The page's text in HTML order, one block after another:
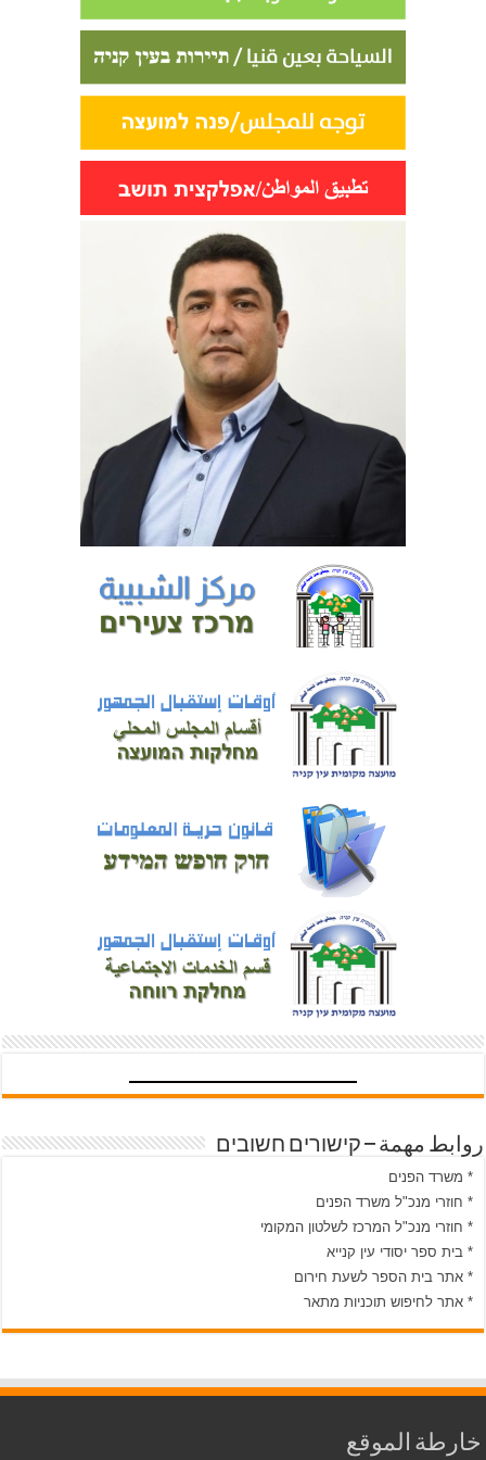
روابط مهمة – קישורים חשובים
* משרד הפנים
* חוזרי מנכ"ל משרד הפנים
* חוזרי מנכ"ל המרכז לשלטון המקומי
* בית ספר יסודי עין קנייא
* אתר בית הספר לשעת חירום
* אתר לחיפוש תוכניות מתאר
خارطة الموقع